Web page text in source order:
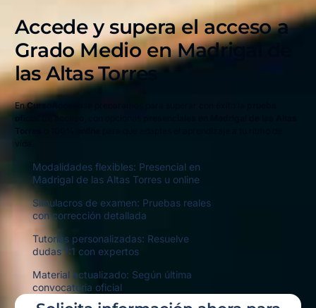
Accede y supera el acceso a
Grado Medio enMadrigal de
las Altas Torres
EnCursoAcceso
Modalidades flexibles: Presencial en
Madrigal de las Altas Torres u online
Simulacros de examen: Pruebas reales
con corrección detallada
Tutorías personalizadas: Resuelve
dudas 1:1 con expertos
Material actualizado: Según última
convocatoria oficial